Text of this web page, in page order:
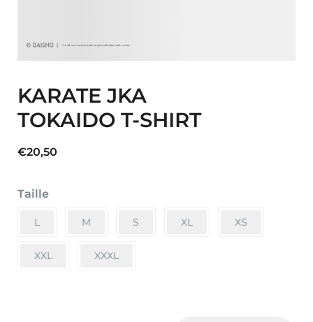
KARATE JKA
TOKAIDO T-SHIRT
€20,50
Taille
L M S XL XS
XXL XXXL